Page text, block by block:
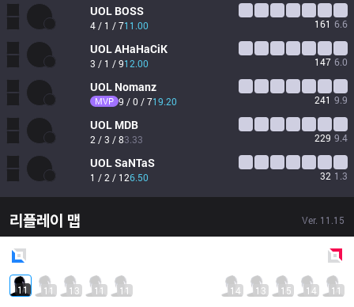
UOL BOSS
4 / 1 / 711.00 161 6.6
UOLAHaHaCiK
3 / 1 / 912.00 147 6.0
UOL Nomanz
MVP 9 / 0 / 719.20 241 9.9
UOL MDB
2 / 3 / 83.33 229 9.4
UOLSaNTaS
1 / 2 / 126.50 32 1.3
리플레이 맵 Ver. 11.15
11 11 13 11 11 14 13 15 14 11